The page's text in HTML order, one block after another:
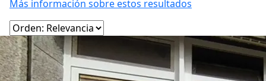
Más información sobre estos resultados